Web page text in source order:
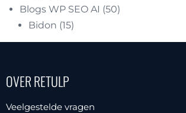
Blogs WP SEO AI (50)
Bidon (15)
OVER RETULP
Veelgestelde vragen